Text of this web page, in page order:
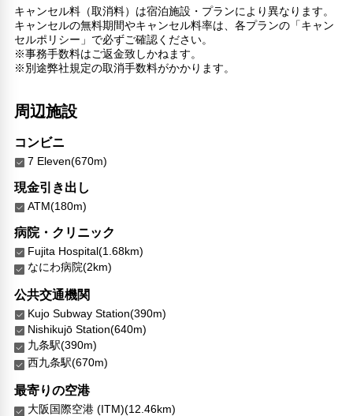
キャンセル料（取消料）は宿泊施設・プランにより異なります。
キャンセルの無料期間やキャンセル料率は、各プランの「キャン
セルポリシー」で必ずご確認ください。
※事務手数料はご返金致しかねます。
※別途弊社規定の取消手数料がかかります。
周辺施設
コンビニ
7 Eleven(670m)
現金引き出し
ATM(180m)
病院・クリニック
Fujita Hospital(1.68km)
なにわ病院(2km)
公共交通機関
Kujo Subway Station(390m)
Nishikujō Station(640m)
九条駅(390m)
西九条駅(670m)
最寄りの空港
大阪国際空港 (ITM)(12.46km)